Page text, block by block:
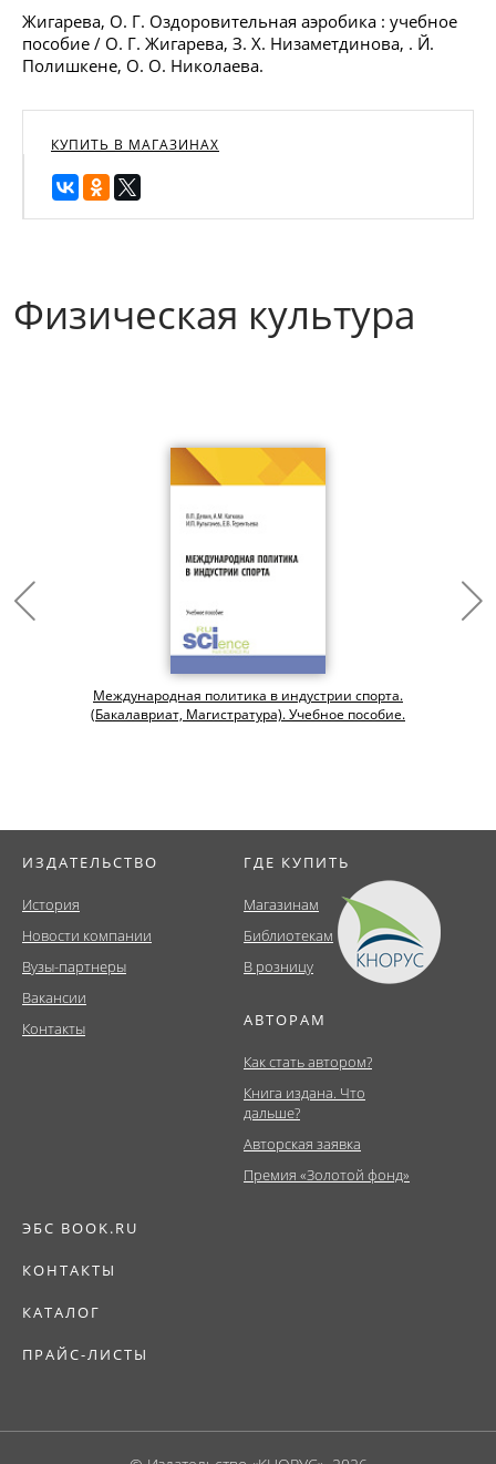
Жигарева, О. Г. Оздоровительная аэробика : учебное
пособие / О. Г. Жигарева, З. Х. Низаметдинова, . Й.
Полишкене, О. О. Николаева.
КУПИТЬ В МАГАЗИНАХ
Физическая культура
Международная политика в индустрии спорта.
(Бакалавриат, Магистратура). Учебное пособие.
ИЗДАТЕЛЬСТВО
История
Новости компании
Вузы-партнеры
Вакансии
Контакты
ГДЕ КУПИТЬ
Магазинам
Библиотекам
В розницу
АВТОРАМ
Как стать автором?
Книга издана. Что
дальше?
Авторская заявка
Премия «Золотой фонд»
ЭБС BOOK.RU
КОНТАКТЫ
КАТАЛОГ
ПРАЙС-ЛИСТЫ